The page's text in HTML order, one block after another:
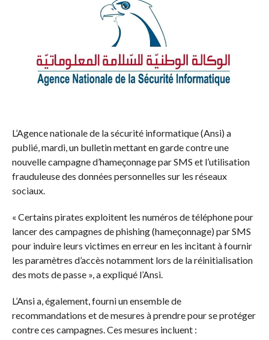
L’Agence nationale de la sécurité informatique (Ansi) a
publié, mardi, un bulletin mettant en garde contre une
nouvelle campagne d’hameçonnage par SMS et l’utilisation
frauduleuse des données personnelles sur les réseaux
sociaux.
« Certains pirates exploitent les numéros de téléphone pour
lancer des campagnes de phishing (hameçonnage) par SMS
pour induire leurs victimes en erreur en les incitant à fournir
les paramètres d’accès notamment lors de la réinitialisation
des mots de passe », a expliqué l’Ansi.
L’Ansi a, également, fourni un ensemble de
recommandations et de mesures à prendre pour se protéger
contre ces campagnes. Ces mesures incluent :